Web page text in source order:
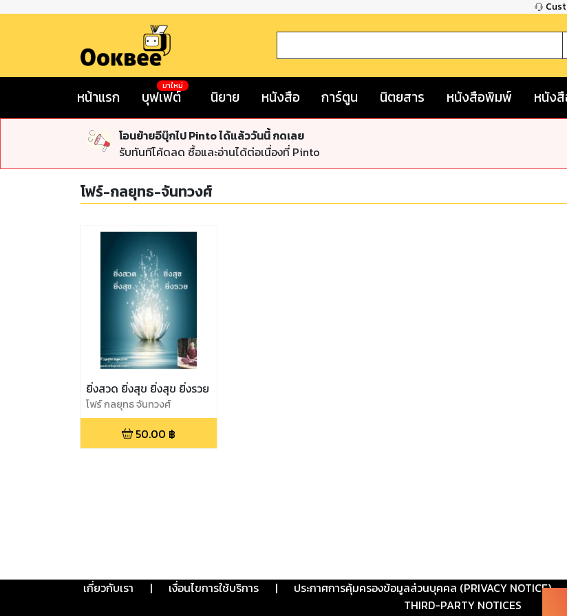
หน้าแรก บุฟเฟต์
มาใหม่
นิยาย หนังสือ การ์ตูน นิตยสาร หนังสือพิมพ์ หนัง
โอนย้ายอีบุ๊กไป Pinto ได้แล้ววันนี้ กดเลย
รับทันทีโค้ดลด ซื้อและอ่านได้ต่อเนื่องที่ Pinto
โฟร์-กลยุทธ-จันทวงศ์
ยิ่งสวด ยิ่งสุข ยิ่งสุข ยิ่งรวย
โฟร์ กลยุทธ จันทวงศ์
50.00 ฿
เกี่ยวกับเรา | เงื่อนไขการใช้บริการ | ประกาศการคุ้มครองข้อมูลส่วนบุคคล (PRIVACY NOTICE)
THIRD-PARTY NOTICES